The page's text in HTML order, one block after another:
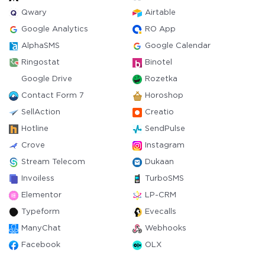
Qwary Airtable
Google Analytics RO App
AlphaSMS Google Calendar
Ringostat Binotel
Google Drive Rozetka
Contact Form 7 Horoshop
SellAction Creatio
Hotline SendPulse
Crove Instagram
Stream Telecom Dukaan
Invoiless TurboSMS
Elementor LP-CRM
Typeform Evecalls
ManyChat Webhooks
Facebook OLX